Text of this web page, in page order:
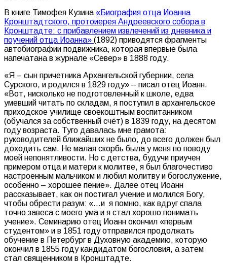
В книге Тимофея Кузина «Биография отца Иоанна
Кронштадтского, протоиерея Андреевского собора в
Кронштадте: с прибавлением извлечений из дневника и
поучений отца Иоанна» (1892) приводятся фрагменты
автобиографии подвижника, которая впервые была
напечатана в журнале «Север» в 1888 году.
«Я – сын причетника Архангельской губернии, села
Сурского, и родился в 1829 году» – писал отец Иоанн.
«Вот, нисколько не подготовленный к школе, едва
умевший читать по складам, я поступил в архангельское
приходское училище своекоштным воспитанником
(обучался за собственный счёт) в 1839 году, на десятом
году возраста. Туго давалась мне грамота:
руководителей ближайших не было, до всего должен был
доходить сам. Не малая скорбь была у меня по поводу
моей непонятливости. Но с детства, будучи приучен
примером отца и матери к молитве, я был благочестиво
настроенным мальчиком и любил молитву и богослужение,
особенно – хорошее пение». Далее отец Иоанн
рассказывает, как он постигал учение и молился Богу,
чтобы обрести разум: «…и я помню, как вдруг спала
точно завеса с моего ума и я стал хорошо понимать
учение». Семинарию отец Иоанн окончил «первым
студентом» и в 1851 году отправился продолжать
обучение в Петербург в Духовную академию, которую
окончил в 1855 году кандидатом богословия, а затем
стал священником в Кронштадте.